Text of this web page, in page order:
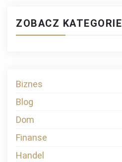
ZOBACZ KATEGORIE
Biznes
Blog
Dom
Finanse
Handel